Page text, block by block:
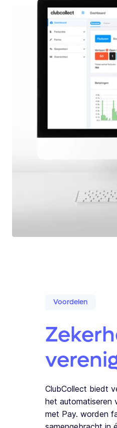
Voordelen
ClubCollect biedt
het automatiseren
met Pay. worden